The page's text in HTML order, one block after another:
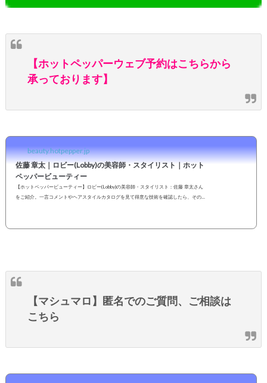
【ホットペッパーウェブ予約はこちらから
承っております】
beauty.hotpepper.jp
佐藤 章太｜ロビー(Lobby)の美容師・スタイリスト｜ホット
ペッパービューティー
【ホットペッパービューティー】ロビー(Lobby)の美容師・スタイリスト：佐藤 章太さん
をご紹介。一言コメントやヘアスタイルカタログを見て得意な技術を確認したら、その
【マシュマロ】匿名でのご質問、ご相談は
こちら